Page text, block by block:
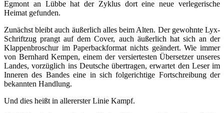
Egmont an Lübbe hat der Zyklus dort eine neue verlegerische
Heimat gefunden.
Zunächst bleibt auch äußerlich alles beim Alten. Der gewohnte Lyx-
Schriftzug prangt auf dem Cover, auch äußerlich hat sich an der
Klappenbroschur im Paperbackformat nichts geändert. Wie immer
von Bernhard Kempen, einem der versiertesten Übersetzer unseres
Landes, vorzüglich ins Deutsche übertragen, erwartet den Leser im
Inneren des Bandes eine in sich folgerichtige Fortschreibung der
bekannten Handlung.
Und dies heißt in allererster Linie Kampf.